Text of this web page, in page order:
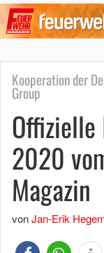
Kooperation der
Group
2020
Magazin
vonJan-Erik